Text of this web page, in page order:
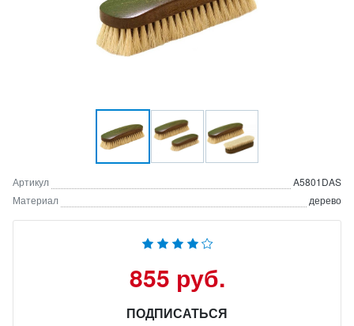
Артикул
A5801DAS
Материал
дерево
855 руб.
ПОДПИСАТЬСЯ